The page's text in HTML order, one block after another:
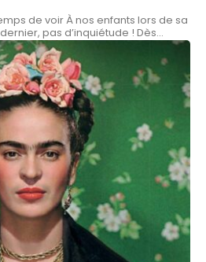
de voir À nos enfants lors de sa
pas d’inquiétude ! Dès...